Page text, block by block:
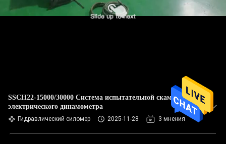
SSCH22-15000/30000 Система испытательной скамейки
электрического динамометра
Гидравлический силомер 2025-11-28 3 мнения